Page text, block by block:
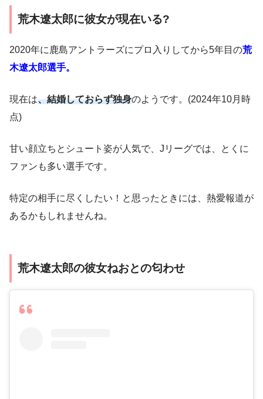
荒木遼太郎に彼女が現在いる?
2020年に鹿島アントラーズにプロ入りしてから5年目の荒
木遼太郎選手。
現在は、結婚しておらず独身のようです。(2024年10月時
点)
甘い顔立ちとシュート姿が人気で、Jリーグでは、とくに
ファンも多い選手です。
特定の相手に尽くしたい！と思ったときには、熱愛報道が
あるかもしれませんね。
荒木遼太郎の彼女ねおとの匂わせ